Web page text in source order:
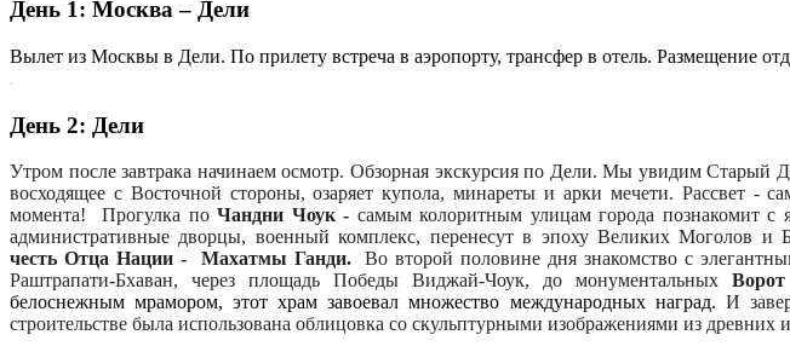
День 1: Москва – Дели
Вылет из Москвы в Дели. По прилету встреча в аэропорту, трансфер в отель. Размещение
День 2: Дели
Утром после завтрака начинаем осмотр. Обзорная экскурсия по Дели. Мы увидим Старый
восходящее с Восточной стороны, озаряет купола, минареты и арки мечети. Рассвет
момента! Прогулка поЧандни Чоук - самым колоритным улицам города познакомит
административные дворцы, военный комплекс, перенесут в эпоху Великих Моголов и
честь Отца Нации - Махатмы Ганди.
Во второй половине днязнакомство с
Раштрапати-Бхаван, через площадь Победы Виджай-Чоук, до монументальных
белоснежным мрамором, этот храм завоевал множество международных наград. И
строительстве была использована облицовка со скульптурными изображениями из древних